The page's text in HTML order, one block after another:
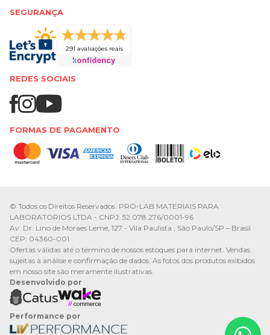
SEGURANÇA
291 avaliações reais
REDES SOCIAIS
FORMAS DE PAGAMENTO
© Todos os Direitos Reservados. PRO-LAB MATERIAIS PARA
LABORATORIOS LTDA - CNPJ: 52.078.276/0001-96
Av. Dr. Lino de Moraes Leme, 127 - Vila Paulista , São Paulo/SP – Brasil
CEP: 04360-001
Ofertas válidas até o término de nossos estoques para internet. Vendas
sujeitas à análise e confirmação de dados. As fotos dos produtos exibidos
em nosso site são meramente ilustrativas.
Desenvolvido por
Performance por